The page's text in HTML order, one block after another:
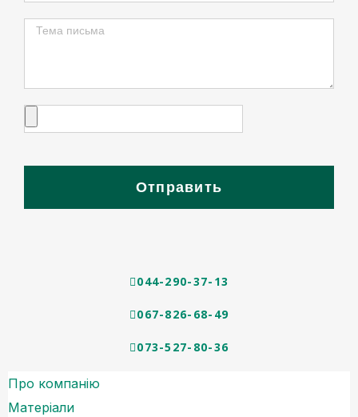
Отправить
044-290-37-13
067-826-68-49
073-527-80-36
Про компанію
Матеріали